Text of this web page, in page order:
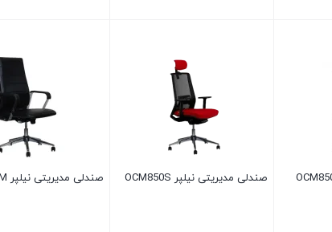
صندلی مدیریتی نیلپر OCM850S صندلی مدیریتی نیلپر OCM869M